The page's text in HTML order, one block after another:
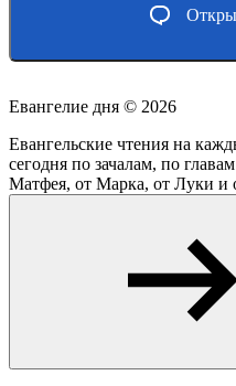
Евангелие дня © 2026
Евангельские чтения на
сегодня по зачалам, по
Матфея, от Марка, от Луки и